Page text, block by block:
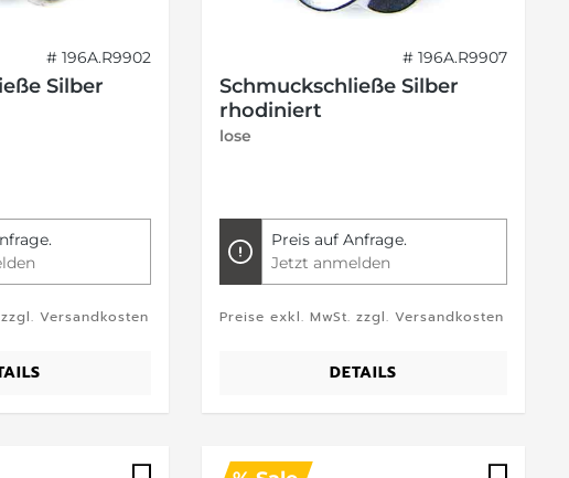
# 196A.R9902
Silber
Versandkosten
# 196A.R9907
Schmuckschließe Silber
rhodiniert
lose
Preis auf Anfrage.
Jetzt anmelden
Preise exkl. MwSt. zzgl. Versandkosten
DETAILS